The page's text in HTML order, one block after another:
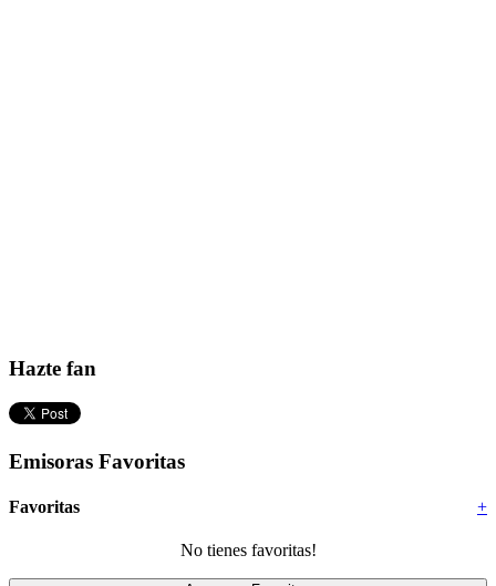
Hazte fan
Emisoras Favoritas
+
Favoritas
No tienes favoritas!